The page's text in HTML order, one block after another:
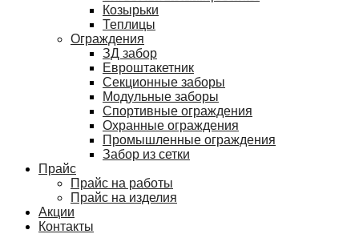
Козырьки
Теплицы
Ограждения
ЗД забор
Евроштакетник
Секционные заборы
Модульные заборы
Спортивные ограждения
Охранные ограждения
Промышленные ограждения
Забор из сетки
Прайс
Прайс на работы
Прайс на изделия
Акции
Контакты